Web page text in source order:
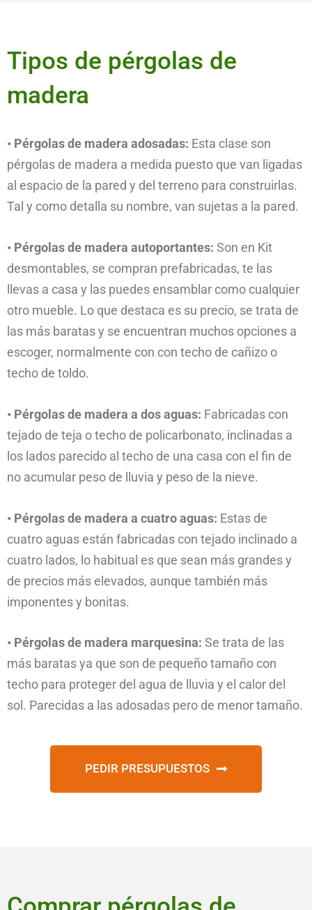
Tipos de pérgolas de
madera
• Pérgolas de madera adosadas: Esta clase son
pérgolas de madera a medida puesto que van ligadas
al espacio de la pared y del terreno para construirlas.
Tal y como detalla su nombre, van sujetas a la pared.
• Pérgolas de madera autoportantes: Son en Kit
desmontables, se compran prefabricadas, te las
llevas a casa y las puedes ensamblar como cualquier
otro mueble. Lo que destaca es su precio, se trata de
las más baratas y se encuentran muchos opciones a
escoger, normalmente con con techo de cañizo o
techo de toldo.
• Pérgolas de madera a dos aguas: Fabricadas con
tejado de teja o techo de policarbonato, inclinadas a
los lados parecido al techo de una casa con el fin de
no acumular peso de lluvia y peso de la nieve.
• Pérgolas de madera a cuatro aguas: Estas de
cuatro aguas están fabricadas con tejado inclinado a
cuatro lados, lo habitual es que sean más grandes y
de precios más elevados, aunque también más
imponentes y bonitas.
• Pérgolas de madera marquesina: Se trata de las
más baratas ya que son de pequeño tamaño con
techo para proteger del agua de lluvia y el calor del
sol. Parecidas a las adosadas pero de menor tamaño.
PEDIR PRESUPUESTOS